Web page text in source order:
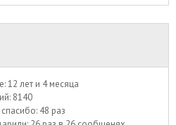
12 лет и 4 месяца
8140
48 раз